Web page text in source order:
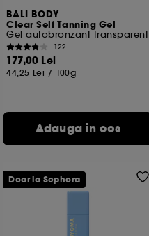
BALI BODY
Clear Self Tanning Gel
Gel autobronzant transparent
122
177,00 Lei
44,25 Lei / 100g
Adauga in cos
Doar la Sephora